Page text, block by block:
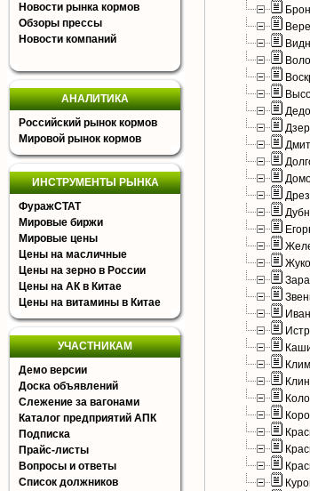
Новости рынка кормов
Обзоры прессы
Новости компаний
АНАЛИТИКА
Российский рынок кормов
Мировой рынок кормов
ИНСТРУМЕНТЫ РЫНКА
ФуражСТАТ
Мировые биржи
Мировые цены
Цены на масличные
Цены на зерно в России
Цены на АК в Китае
Цены на витамины в Китае
УЧАСТНИКАМ
Демо версии
Доска объявлений
Слежение за вагонами
Каталог предприятий АПК
Подписка
Прайс-листы
Вопросы и ответы
Список должников
Клин